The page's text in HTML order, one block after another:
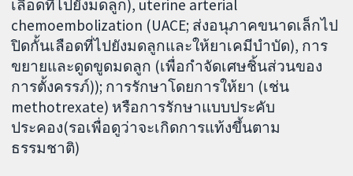
เลือดที่ไปยังมดลูก), uterine arterial
chemoembolization (UACE; ส่งอนุภาคขนาดเล็กไป
ปิดกั้นเลือดที่ไปยังมดลูกและให้ยาเคมีบำบัด), การ
ขยายและดูดขูดมดลูก (เพื่อกำจัดเศษชิ้นส่วนของ
การตั้งครรภ์)); การรักษาโดยการให้ยา (เช่น
methotrexate) หรือการรักษาแบบประคับ
ประคอง(รอเพื่อดูว่าจะเกิดการแท้งขึ้นตาม
ธรรมชาติ)